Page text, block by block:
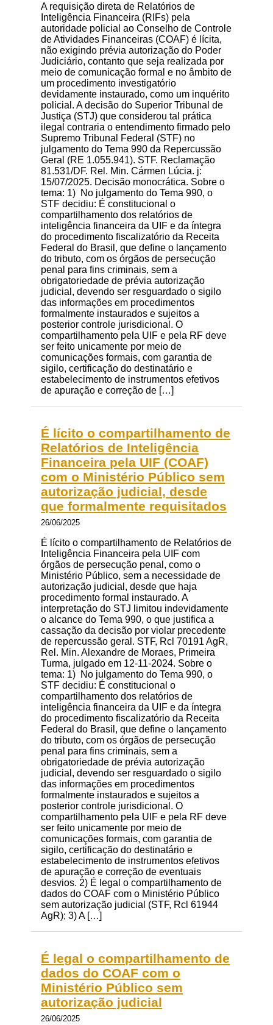
A requisição direta de Relatórios de
Inteligência Financeira (RIFs) pela
autoridade policial ao Conselho de Controle
de Atividades Financeiras (COAF) é lícita,
não exigindo prévia autorização do Poder
Judiciário, contanto que seja realizada por
meio de comunicação formal e no âmbito de
um procedimento investigatório
devidamente instaurado, como um inquérito
policial. A decisão do Superior Tribunal de
Justiça (STJ) que considerou tal prática
ilegal contraria o entendimento firmado pelo
Supremo Tribunal Federal (STF) no
julgamento do Tema 990 da Repercussão
Geral (RE 1.055.941). STF. Reclamação
81.531/DF. Rel. Min. Cármen Lúcia. j:
15/07/2025. Decisão monocrática. Sobre o
tema: 1) No julgamento do Tema 990, o
STF decidiu: É constitucional o
compartilhamento dos relatórios de
inteligência financeira da UIF e da íntegra
do procedimento fiscalizatório da Receita
Federal do Brasil, que define o lançamento
do tributo, com os órgãos de persecução
penal para fins criminais, sem a
obrigatoriedade de prévia autorização
judicial, devendo ser resguardado o sigilo
das informações em procedimentos
formalmente instaurados e sujeitos a
posterior controle jurisdicional. O
compartilhamento pela UIF e pela RF deve
ser feito unicamente por meio de
comunicações formais, com garantia de
sigilo, certificação do destinatário e
estabelecimento de instrumentos efetivos
de apuração e correção de […]
É lícito o compartilhamento de
Relatórios de Inteligência
Financeira pela UIF (COAF)
com o Ministério Público sem
autorização judicial, desde
que formalmente requisitados
26/06/2025
É lícito o compartilhamento de Relatórios de
Inteligência Financeira pela UIF com
órgãos de persecução penal, como o
Ministério Público, sem a necessidade de
autorização judicial, desde que haja
procedimento formal instaurado. A
interpretação do STJ limitou indevidamente
o alcance do Tema 990, o que justifica a
cassação da decisão por violar precedente
de repercussão geral. STF, Rcl 70191 AgR,
Rel. Min. Alexandre de Moraes, Primeira
Turma, julgado em 12-11-2024. Sobre o
tema: 1) No julgamento do Tema 990, o
STF decidiu: É constitucional o
compartilhamento dos relatórios de
inteligência financeira da UIF e da íntegra
do procedimento fiscalizatório da Receita
Federal do Brasil, que define o lançamento
do tributo, com os órgãos de persecução
penal para fins criminais, sem a
obrigatoriedade de prévia autorização
judicial, devendo ser resguardado o sigilo
das informações em procedimentos
formalmente instaurados e sujeitos a
posterior controle jurisdicional. O
compartilhamento pela UIF e pela RF deve
ser feito unicamente por meio de
comunicações formais, com garantia de
sigilo, certificação do destinatário e
estabelecimento de instrumentos efetivos
de apuração e correção de eventuais
desvios. 2) É legal o compartilhamento de
dados do COAF com o Ministério Público
sem autorização judicial (STF, Rcl 61944
AgR); 3) A […]
É legal o compartilhamento de
dados do COAF com o
Ministério Público sem
autorização judicial
26/06/2025